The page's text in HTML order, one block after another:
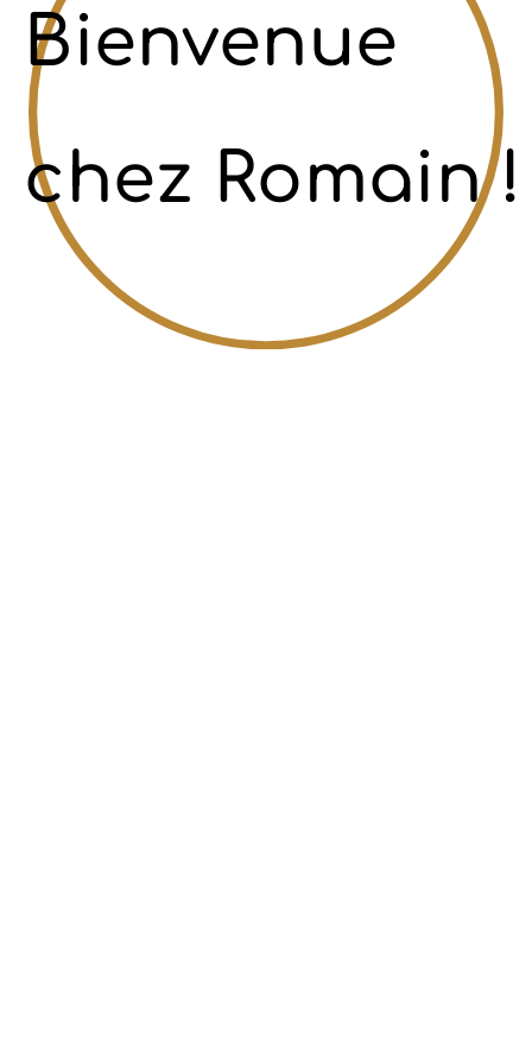
Bienvenue
chez Romain !